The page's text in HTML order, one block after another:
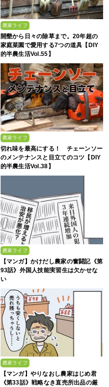
農家ライフ
開墾から日々の除草まで。20年超の
家庭菜園で愛用する7つの道具【DIY
的半農生活Vol.55】
農家ライフ
切れ味を最高にする！ チェーンソー
のメンテナンスと目立てのコツ【DIY
的半農生活Vol.38】
農家ライフ
【マンガ】かけだし農家の奮闘記《第
93話》外国人技能実習生は欠かせな
い
農家ライフ
【マンガ】やりなおし農家はじめ君
《第33話》戦略なき直売所出品の厳